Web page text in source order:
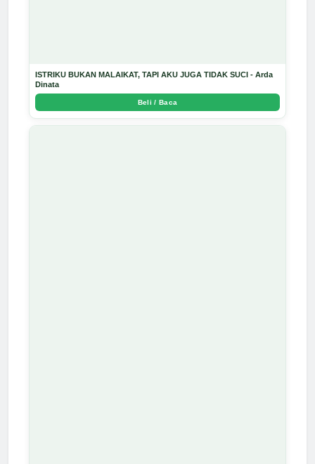
ISTRIKU BUKAN MALAIKAT, TAPI AKU JUGA TIDAK SUCI - Arda
Dinata
Beli / Baca